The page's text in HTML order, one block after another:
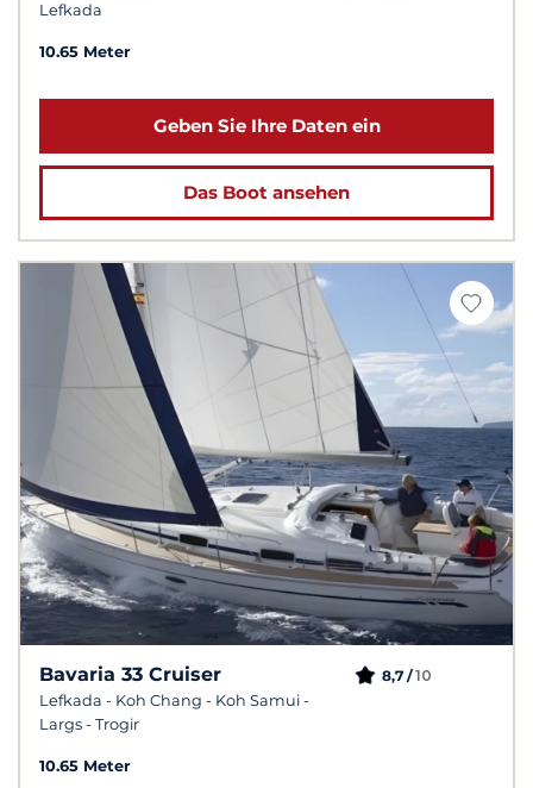
Lefkada
10.65 Meter
Geben Sie Ihre Daten ein
Das Boot ansehen
Bavaria 33 Cruiser
Lefkada - Koh Chang - Koh Samui -
Largs - Trogir
8,7 /10
10.65 Meter